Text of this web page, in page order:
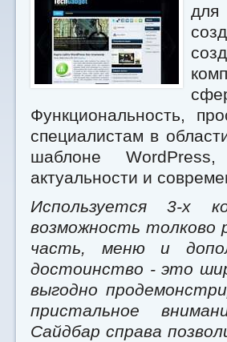
Функциональность,
специалистам в
шаблоне
актуальности и
Используется 3-х
возможность толково
часть, меню и
достоинство - это
выгодно
пристальное
Сайдбар справа